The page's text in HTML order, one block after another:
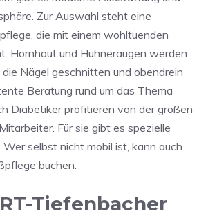
Zur Auswahl steht eine
die mit einem wohltuenden
Hornhaut und Hühneraugen werden
Nägel geschnitten und obendrein
Beratung rund um das Thema
Diabetiker profitieren von der großen
Für sie gibt es spezielle
selbst nicht mobil ist, kann auch
buchen.
Tiefenbacher